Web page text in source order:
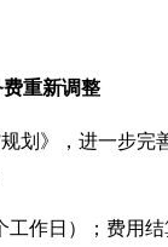
费重新调整
规划》，进一步
工作日）；费用